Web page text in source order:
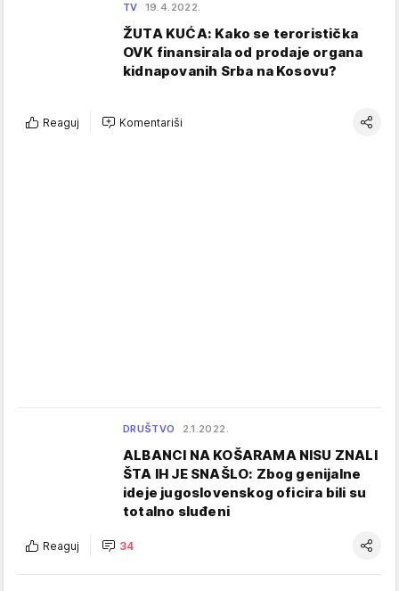
TV 19.4.2022.
ŽUTA KUĆA: Kako se teroristička
OVK finansirala od prodaje organa
kidnapovanih Srba na Kosovu?
Reaguj Komentariši
DRUŠTVO 2.1.2022.
ALBANCI NA KOŠARAMA NISU ZNALI
ŠTA IH JE SNAŠLO: Zbog genijalne
ideje jugoslovenskog oficira bili su
totalno sluđeni
Reaguj 34